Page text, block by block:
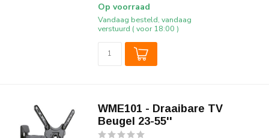
Op voorraad
Vandaag besteld, vandaag
verstuurd ( voor 18:00 )
WME101 - Draaibare TV
Beugel 23-55''